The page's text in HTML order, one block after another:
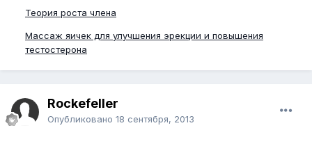
Теория роста члена
Массаж яичек для улучшения эрекции и повышения
тестостерона
Rockefeller
Опубликовано 18 сентября, 2013